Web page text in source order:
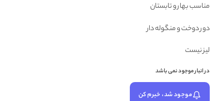
مناسب بهار و تابستان
دور دوخت و منگوله دار
لیز نیست
در انبار موجود نمی باشد
موجود شد، خبرم کن